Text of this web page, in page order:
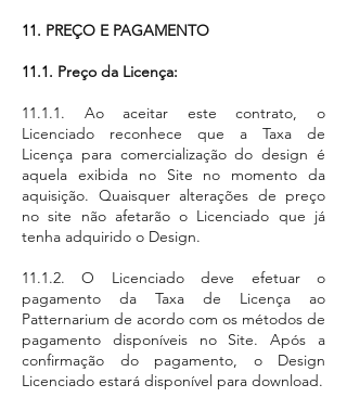
11. PREÇO E PAGAMENTO
11.1. Preço da Licença:
11.1.1. Ao aceitar este contrato, o
Licenciado reconhece que a Taxa de
Licença para comercialização do design é
aquela exibida no Site no momento da
aquisição. Quaisquer alterações de preço
no site não afetarão o Licenciado que já
tenha adquirido o Design.
11.1.2. O Licenciado deve efetuar o
pagamento da Taxa de Licença ao
Patternarium de acordo com os métodos de
pagamento disponíveis no Site. Após a
confirmação do pagamento, o Design
Licenciado estará disponível para download.